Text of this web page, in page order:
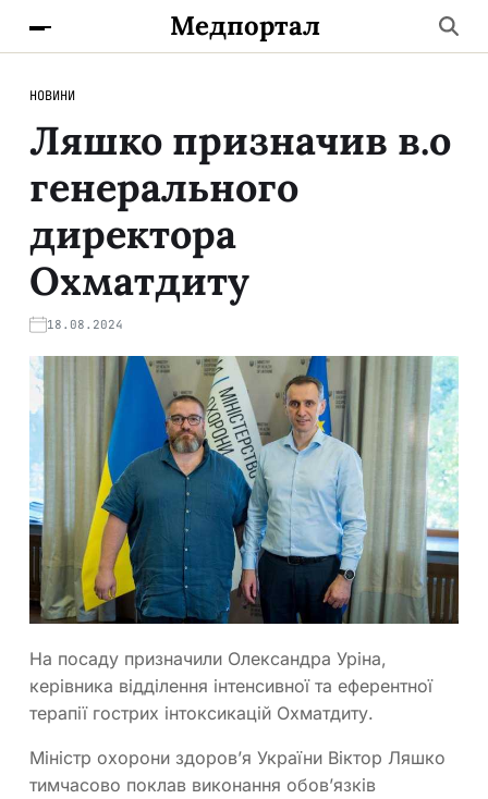
Медпортал
НОВИНИ
Ляшко призначив в.о
генерального
директора
Охматдиту
18.08.2024
На посаду призначили Олександра Уріна,
керівника відділення інтенсивної та еферентної
терапії гострих інтоксикацій Охматдиту.
Міністр охорони здоров’я України Віктор Ляшко
тимчасово поклав виконання обов’язків